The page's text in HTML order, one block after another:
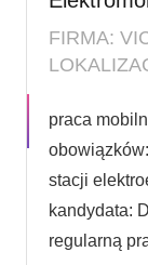
FIRMA:
praca
stacji
kandydata:
regularną